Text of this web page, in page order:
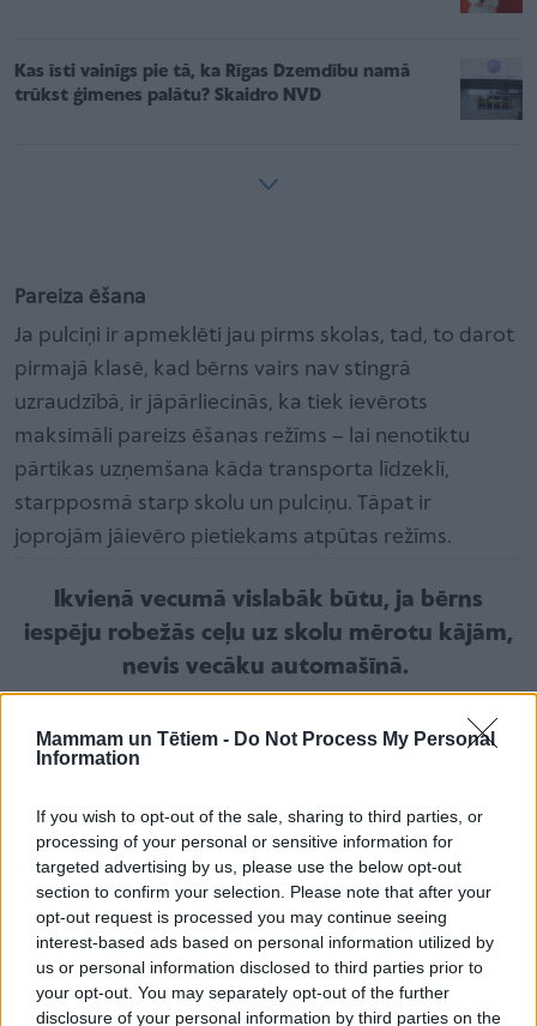
Mammam un Tētiem - Do Not Process My Personal
Information
If you wish to opt-out of the sale, sharing to third parties, or
processing of your personal or sensitive information for
targeted advertising by us, please use the below opt-out
section to confirm your selection. Please note that after your
opt-out request is processed you may continue seeing
interest-based ads based on personal information utilized by
us or personal information disclosed to third parties prior to
your opt-out. You may separately opt-out of the further
disclosure of your personal information by third parties on the
Kas īsti vainīgs pie tā, ka Rīgas Dzemdību namā
trūkst ģimenes palātu? Skaidro NVD
Pareiza ēšana
Ja pulciņi ir apmeklēti jau pirms skolas, tad, to darot
pirmajā klasē, kad bērns vairs nav stingrā
uzraudzībā, ir jāpārliecinās, ka tiek ievērots
maksimāli pareizs ēšanas režīms – lai nenotiktu
pārtikas uzņemšana kāda transporta līdzeklī,
starpposmā starp skolu un pulciņu. Tāpat ir
joprojām jāievēro pietiekams atpūtas režīms.
Ikvienā vecumā vislabāk būtu, ja bērns
iespēju robežās ceļu uz skolu mērotu kājām,
nevis vecāku automašīnā.
Stāja un redze
Savukārt bērniem, kuru jau ir apbružājušies skolas
būtu jāvērš uz jautājumiem, kas saistās ar stāju un
acīm. Stundām ilga sēdēšana pie stacionārā datora
vai vārtīšanās pa gultu ar planšeti vai viedtelefonu
rokās jebkādā apgaismojumā, ir draudi nepareizai
stājai, acu problēmām un redzes pasliktināšanās
iespējām. Tāpat vecākiem vajadzētu pavērot, lai